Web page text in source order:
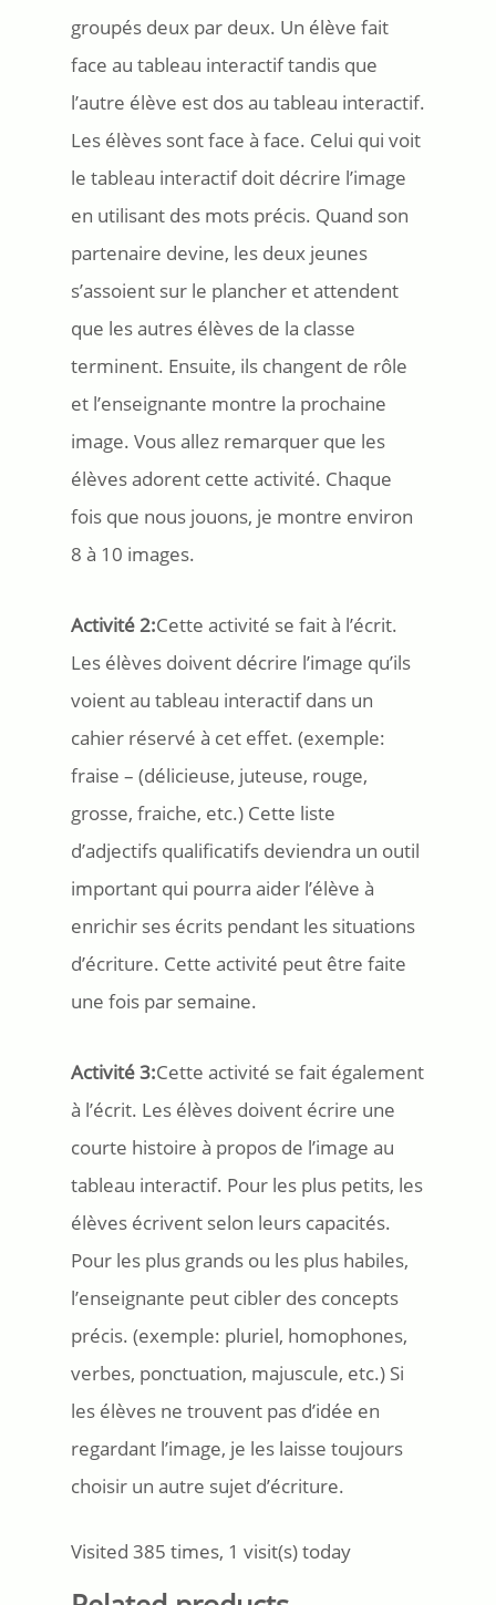
groupés deux par deux. Un élève fait
face au tableau interactif tandis que
l’autre élève est dos au tableau interactif.
Les élèves sont face à face. Celui qui voit
le tableau interactif doit décrire l’image
en utilisant des mots précis. Quand son
partenaire devine, les deux jeunes
s’assoient sur le plancher et attendent
que les autres élèves de la classe
terminent. Ensuite, ils changent de rôle
et l’enseignante montre la prochaine
image. Vous allez remarquer que les
élèves adorent cette activité. Chaque
fois que nous jouons, je montre environ
8 à 10 images.
Activité 2:Cette activité se fait à l’écrit.
Les élèves doivent décrire l’image qu’ils
voient au tableau interactif dans un
cahier réservé à cet effet. (exemple:
fraise – (délicieuse, juteuse, rouge,
grosse, fraiche, etc.) Cette liste
d’adjectifs qualificatifs deviendra un outil
important qui pourra aider l’élève à
enrichir ses écrits pendant les situations
d’écriture. Cette activité peut être faite
une fois par semaine.
Activité 3:Cette activité se fait également
à l’écrit. Les élèves doivent écrire une
courte histoire à propos de l’image au
tableau interactif. Pour les plus petits, les
élèves écrivent selon leurs capacités.
Pour les plus grands ou les plus habiles,
l’enseignante peut cibler des concepts
précis. (exemple: pluriel, homophones,
verbes, ponctuation, majuscule, etc.) Si
les élèves ne trouvent pas d’idée en
regardant l’image, je les laisse toujours
choisir un autre sujet d’écriture.
Visited 385 times, 1 visit(s) today